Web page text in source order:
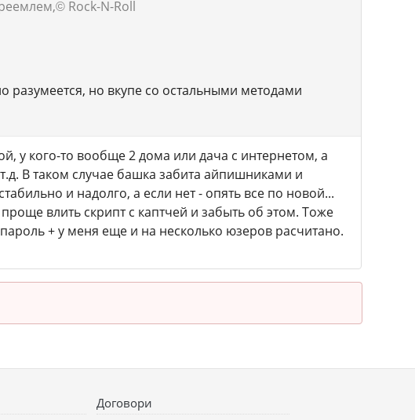
© Rock-N-Roll
разумеется, но вкупе со остальными методами
у кого-то вообще 2 дома или дача с интернетом, а
В таком случае башка забита айпишниками и
и надолго, а если нет - опять все по новой...
влить скрипт с каптчей и забыть об этом. Тоже
+ у меня еще и на несколько юзеров расчитано.
Договори